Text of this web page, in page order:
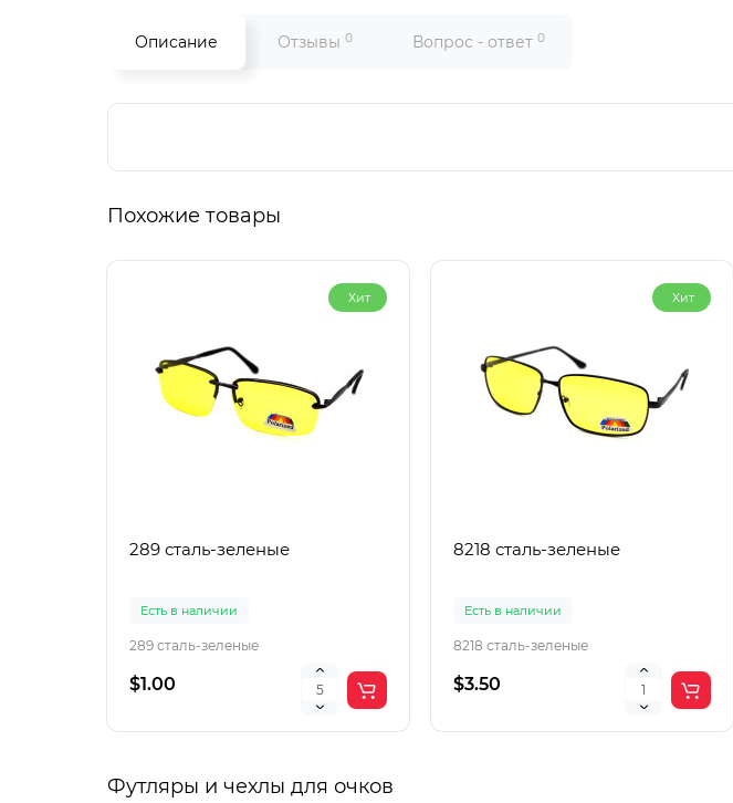
Описание Отзывы 0 Вопрос - ответ 0
Похожие товары
Хит
289 сталь-зеленые
Есть в наличии
289 сталь-зеленые
$1.00
Хит
8218 сталь-зеленые
Есть в наличии
8218 сталь-зеленые
$3.50
Футляры и чехлы для очков